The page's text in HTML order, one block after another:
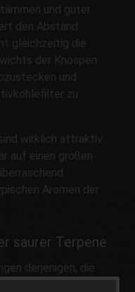
und guter
den Abstand
gleichzeitig die
der Knospen
und
zu
wirklich attraktiv
auf einen großen
Aromen der
saurer Terpene
derjenigen, die